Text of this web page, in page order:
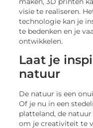
visie te realiseren.
technologie kan je
te bedenken en je
ontwikkelen.
Laat je
natuur
De natuur is een
Of je nu in een
platteland, de
om je creativiteit te